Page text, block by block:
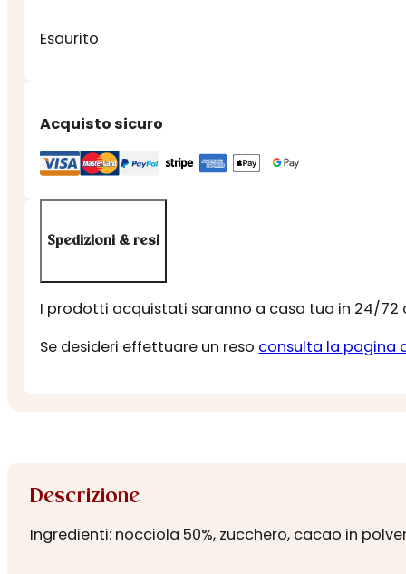
Esaurito
Acquisto sicuro
Spedizioni & resi
I prodotti acquistati saranno a casa tua in 24/72
Se desideri effettuare un reso consulta la pagina
Descrizione
Ingredienti: nocciola 50%, zucchero, cacao in